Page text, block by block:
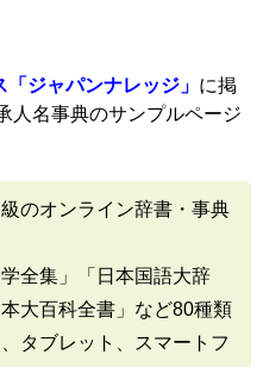
ジャパンナレッジ」 に掲
人名事典のサンプルページ
のオンライン辞書・事典
全集」「日本国語大辞
大百科全書」など80種類
タブレット、スマートフ